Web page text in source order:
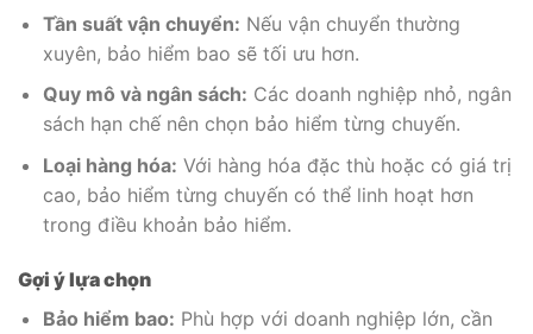
Tần suất vận chuyển: Nếu vận chuyển thường
xuyên, bảo hiểm bao sẽ tối ưu hơn.
Quy mô và ngân sách: Các doanh nghiệp nhỏ, ngân
sách hạn chế nên chọn bảo hiểm từng chuyến.
Loại hàng hóa: Với hàng hóa đặc thù hoặc có giá trị
cao, bảo hiểm từng chuyến có thể linh hoạt hơn
trong điều khoản bảo hiểm.
Gợi ý lựa chọn
Bảo hiểm bao: Phù hợp với doanh nghiệp lớn, cần